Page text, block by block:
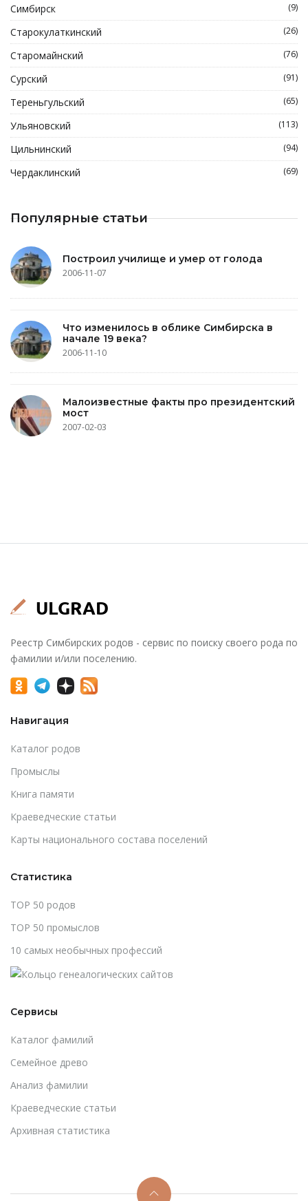
Симбирск (9)
Старокулаткинский (26)
Старомайнский (76)
Сурский (91)
Тереньгульский (65)
Ульяновский (113)
Цильнинский (94)
Чердаклинский (69)
Популярные статьи
Построил училище и умер от голода
2006-11-07
Что изменилось в облике Симбирска в
начале 19 века?
2006-11-10
Малоизвестные факты про президентский
мост
2007-02-03
Реестр Симбирских родов - сервис по поиску своего рода по
фамилии и/или поселению.
Навигация
Каталог родов
Промыслы
Книга памяти
Краеведческие статьи
Карты национального состава поселений
Статистика
TOP 50 родов
TOP 50 промыслов
10 самых необычных профессий
Сервисы
Каталог фамилий
Cемейное древо
Анализ фамилии
Краеведческие статьи
Архивная статистика